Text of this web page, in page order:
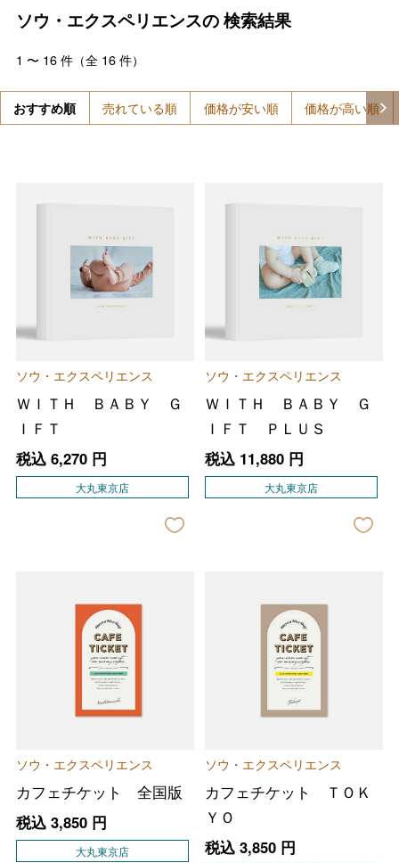
ソウ・エクスペリエンスの検索結果
1 〜 16件（全 16件）
おすすめ順 売れている順 価格が安い順 価格が高い順
ソウ・エクスペリエンス
ＷＩＴＨ ＢＡＢＹ Ｇ
ＩＦＴ
税込 6,270円
大丸東京店
ソウ・エクスペリエンス
ＷＩＴＨ ＢＡＢＹ Ｇ
ＩＦＴ ＰＬＵＳ
税込 11,880円
大丸東京店
ソウ・エクスペリエンス
カフェチケット 全国版
税込 3,850円
大丸東京店
ソウ・エクスペリエンス
カフェチケット ＴＯＫ
ＹＯ
税込 3,850円